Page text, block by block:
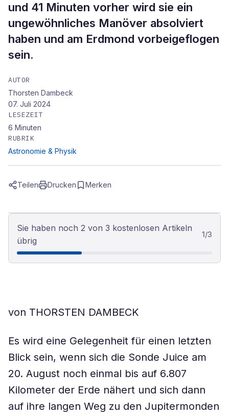
und 41 Minuten vorher wird sie ein
ungewöhnliches Manöver absolviert
haben und am Erdmond vorbeigeflogen
sein.
AUTOR
Thorsten Dambeck
07. Juli 2024
LESEZEIT
6 Minuten
RUBRIK
Astronomie & Physik
Teilen Drucken Merken
Sie haben noch 2 von 3 kostenlosen Artikeln
übrig
1/3
von THORSTEN DAMBECK
Es wird eine Gelegenheit für einen letzten
Blick sein, wenn sich die Sonde Juice am
20. August noch einmal bis auf 6.807
Kilometer der Erde nähert und sich dann
auf ihre langen Weg zu den Jupitermonden